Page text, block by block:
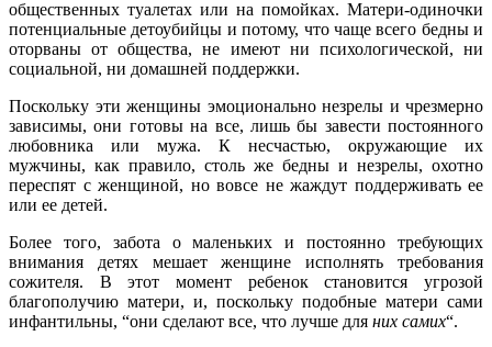
общественных туалетах или на помойках. Матери-одиночки
потенциальные детоубийцы и потому, что чаще всего бедны и
оторваны от общества, не имеют ни психологической, ни
социальной, ни домашней поддержки.
Поскольку эти женщины эмоционально незрелы и чрезмерно
зависимы, они готовы на все, лишь бы завести постоянного
любовника или мужа. К несчастью, окружающие их
мужчины, как правило, столь же бедны и незрелы, охотно
переспят с женщиной, но вовсе не жаждут поддерживать ее
или ее детей.
Более того, забота о маленьких и постоянно требующих
внимания детях мешает женщине исполнять требования
сожителя. В этот момент ребенок становится угрозой
благополучию матери, и, поскольку подобные матери сами
инфантильны, “они сделают все, что лучше для них самих“.